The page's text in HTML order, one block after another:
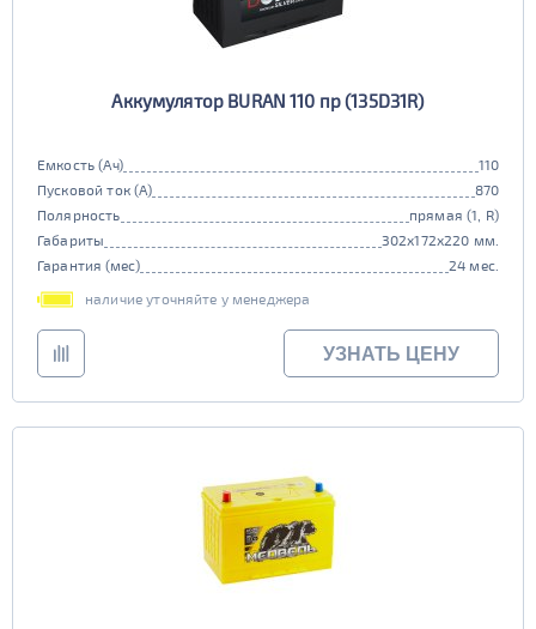
Аккумулятор BURAN 110 пр (135D31R)
Емкость (Ач)
110
Пусковой ток (А)
870
Полярность
прямая (1, R)
Габариты
302x172x220 мм.
Гарантия (мес)
24 мес.
наличие уточняйте у менеджера
УЗНАТЬ ЦЕНУ